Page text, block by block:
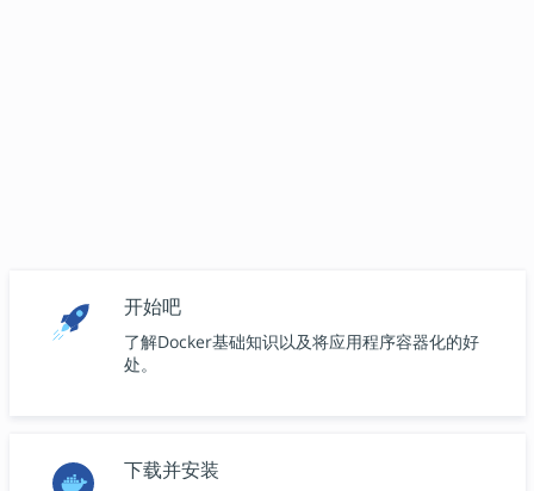
开始吧
了解Docker基础知识以及将应用程序容器化的好
处。
下载并安装